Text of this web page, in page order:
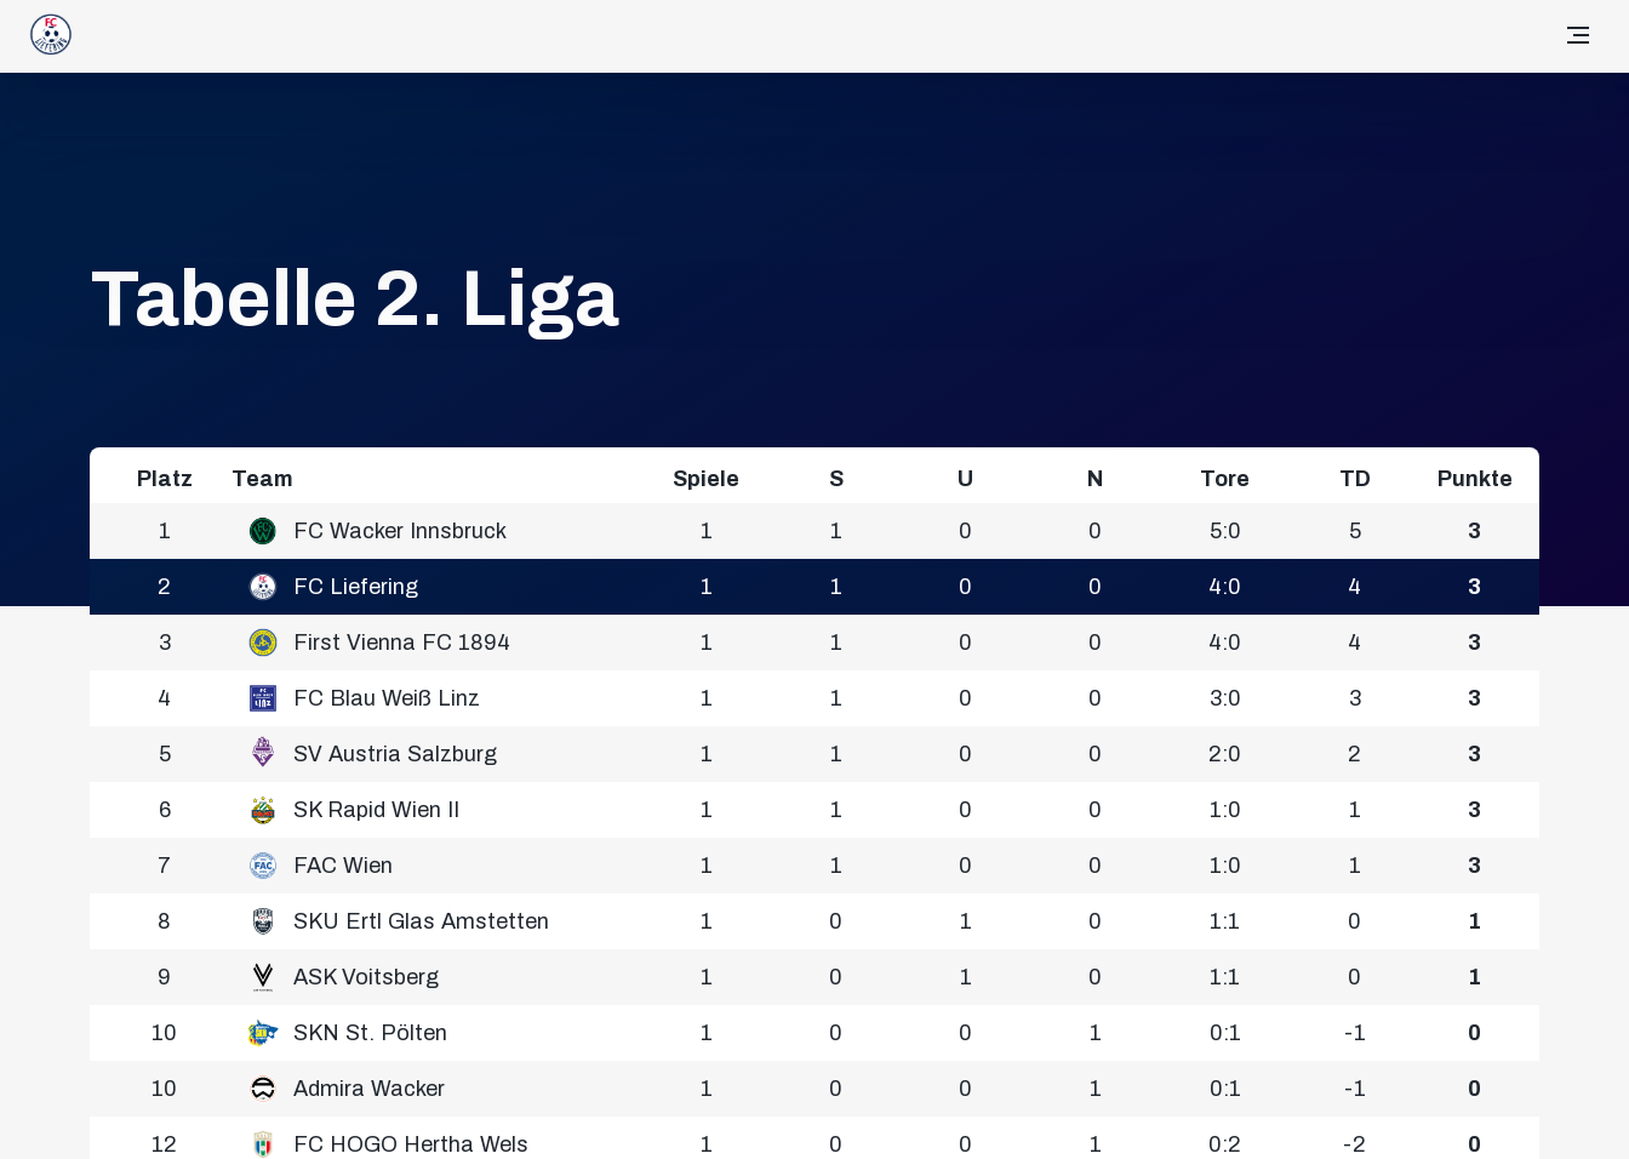
Tabelle 2. Liga
Platz Team Spiele S U N Tore TD Punkte
1 FC Wacker Innsbruck 1 1 0 0 5:0 5 3
2 FC Liefering 1 1 0 0 4:0 4 3
3 First Vienna FC 1894 1 1 0 0 4:0 4 3
4 FC Blau Weiß Linz 1 1 0 0 3:0 3 3
5 SV Austria Salzburg 1 1 0 0 2:0 2 3
6 SK Rapid Wien II 1 1 0 0 1:0 1 3
7 FAC Wien 1 1 0 0 1:0 1 3
8 SKU Ertl Glas Amstetten 1 0 1 0 1:1 0 1
9 ASK Voitsberg 1 0 1 0 1:1 0 1
10 SKN St. Pölten 1 0 0 1 0:1 -1 0
10 Admira Wacker 1 0 0 1 0:1 -1 0
12 FC HOGO Hertha Wels 1 0 0 1 0:2 -2 0